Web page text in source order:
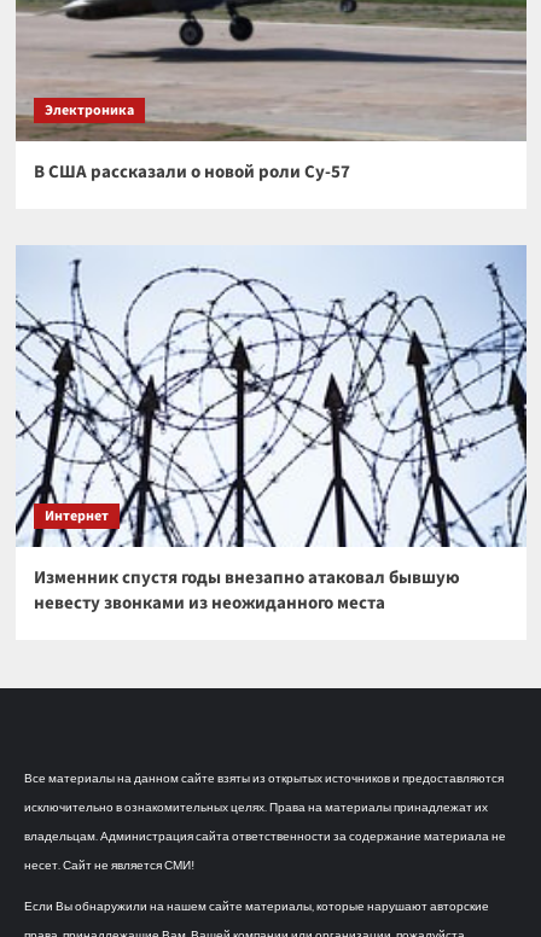
Электроника
В США рассказали о новой роли Су-57
Интернет
Изменник спустя годы внезапно атаковал бывшую
невесту звонками из неожиданного места
Все материалы на данном сайте взяты из открытых источников и предоставляются
исключительно в ознакомительных целях. Права на материалы принадлежат их
владельцам. Администрация сайта ответственности за содержание материала не
несет. Сайт не является СМИ!
Если Вы обнаружили на нашем сайте материалы, которые нарушают авторские